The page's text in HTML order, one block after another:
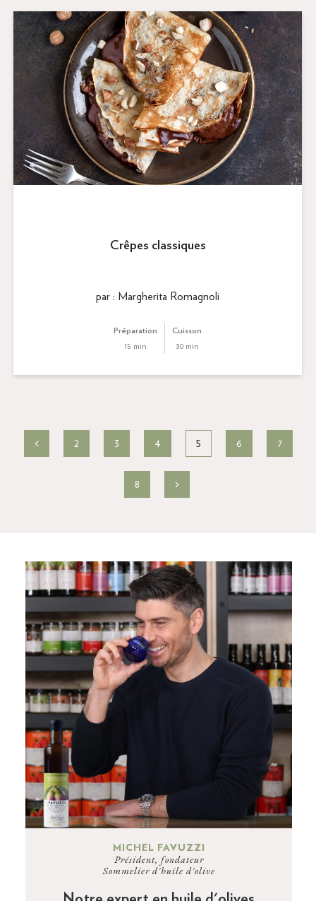
Crêpes classiques
par : Margherita Romagnoli
Préparation
15 min
Cuisson
30 min
< 2 3 4 5 6 7
8 >
MICHEL FAVUZZI
Président, fondateur
Sommelier d'huile d'olive